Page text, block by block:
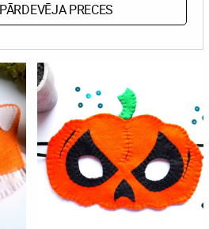
PRECES